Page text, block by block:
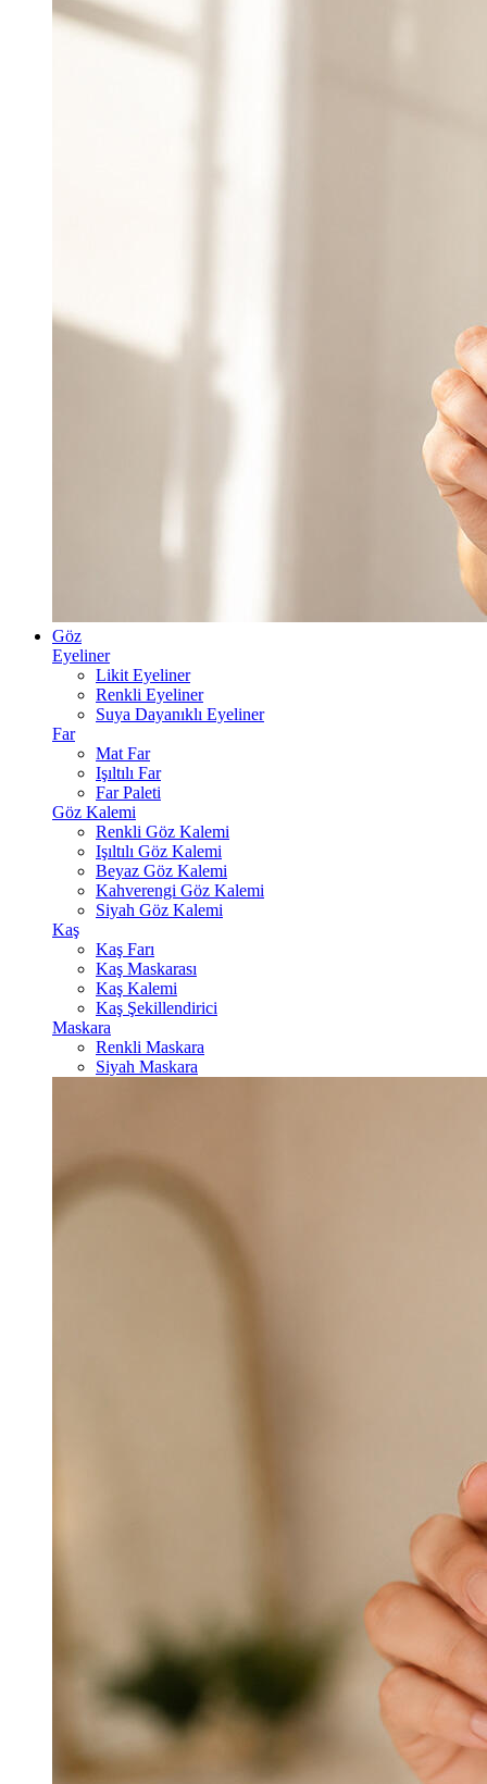
Göz
Eyeliner
Likit Eyeliner
Renkli Eyeliner
Suya Dayanıklı Eyeliner
Far
Mat Far
Işıltılı Far
Far Paleti
Göz Kalemi
Renkli Göz Kalemi
Işıltılı Göz Kalemi
Beyaz Göz Kalemi
Kahverengi Göz Kalemi
Siyah Göz Kalemi
Kaş
Kaş Farı
Kaş Maskarası
Kaş Kalemi
Kaş Şekillendirici
Maskara
Renkli Maskara
Siyah Maskara